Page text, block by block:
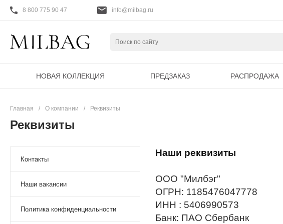
8 800 775 90 47 info@milbag.ru
НОВАЯ КОЛЛЕКЦИЯ ПРЕДЗАКАЗ РАСПРОДАЖА
Главная / О компании / Реквизиты
Реквизиты
Контакты
Наши вакансии
Политика конфиденциальности
Наши реквизиты
ООО "Милбэг"
ОГРН: 1185476047778
ИНН : 5406990573
Банк: ПАО Сбербанк